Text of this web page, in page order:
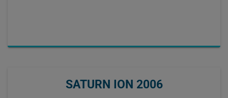
SATURN ION 2006